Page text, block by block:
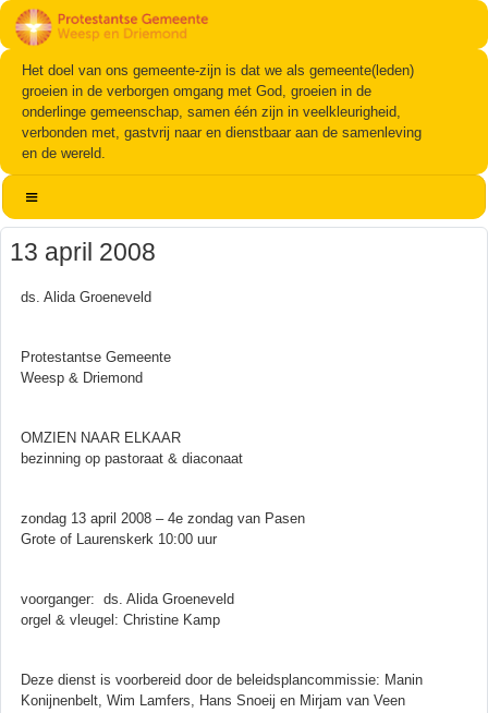
Het doel van ons gemeente-zijn is dat we als gemeente(leden)
groeien in de verborgen omgang met God, groeien in de
onderlinge gemeenschap, samen één zijn in veelkleurigheid,
verbonden met, gastvrij naar en dienstbaar aan de samenleving
en de wereld.
13 april 2008
ds. Alida Groeneveld
Protestantse Gemeente
Weesp & Driemond
OMZIEN NAAR ELKAAR
bezinning op pastoraat & diaconaat
zondag 13 april 2008 – 4e zondag van Pasen
Grote of Laurenskerk 10:00 uur
voorganger: ds. Alida Groeneveld
orgel & vleugel: Christine Kamp
Deze dienst is voorbereid door de beleidsplancommissie: Manin
Konijnenbelt, Wim Lamfers, Hans Snoeij en Mirjam van Veen